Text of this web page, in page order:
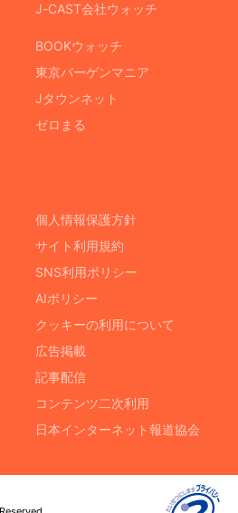
J-CAST会社ウォッチ
BOOKウォッチ
東京バーゲンマニア
Jタウンネット
ゼロまる
個人情報保護方針
サイト利用規約
SNS利用ポリシー
AIポリシー
クッキーの利用について
広告掲載
記事配信
コンテンツ二次利用
日本インターネット報道協会